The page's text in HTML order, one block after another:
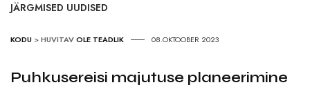
JÄRGMISED UUDISED
KODU >HUVITAVOLE TEADLIK 08.OKTOOBER 2023
Puhkusereisi majutuse planeerimine